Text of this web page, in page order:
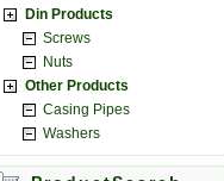
Din Products
Screws
Nuts
Other Products
Casing Pipes
Washers